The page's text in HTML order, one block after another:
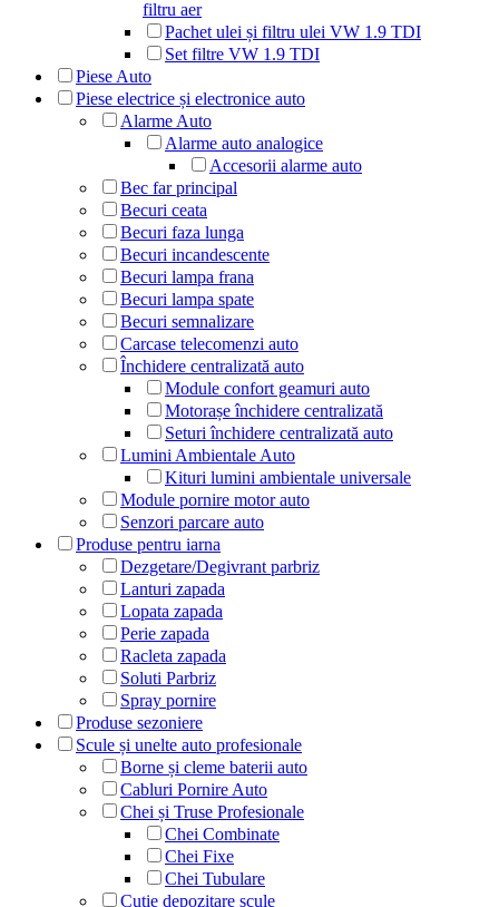
filtru aer
Pachet ulei și filtru ulei VW 1.9 TDI
Set filtre VW 1.9 TDI
Piese Auto
Piese electrice și electronice auto
Alarme Auto
Alarme auto analogice
Accesorii alarme auto
Bec far principal
Becuri ceata
Becuri faza lunga
Becuri incandescente
Becuri lampa frana
Becuri lampa spate
Becuri semnalizare
Carcase telecomenzi auto
Închidere centralizată auto
Module confort geamuri auto
Motorașe închidere centralizată
Seturi închidere centralizată auto
Lumini Ambientale Auto
Kituri lumini ambientale universale
Module pornire motor auto
Senzori parcare auto
Produse pentru iarna
Dezgetare/Degivrant parbriz
Lanturi zapada
Lopata zapada
Perie zapada
Racleta zapada
Soluti Parbriz
Spray pornire
Produse sezoniere
Scule și unelte auto profesionale
Borne și cleme baterii auto
Cabluri Pornire Auto
Chei și Truse Profesionale
Chei Combinate
Chei Fixe
Chei Tubulare
Cutie depozitare scule